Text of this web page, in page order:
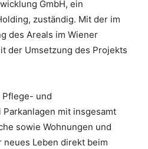
GmbH, ein
zuständig. Mit der im
des Areals im Wiener
der Umsetzung des Projekts
Pflege- und
mit insgesamt
sowie Wohnungen und
Leben direkt beim